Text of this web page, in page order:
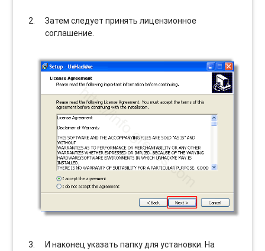
Затем следует принять лицензионное
соглашение.
И наконец указать папку для установки. На